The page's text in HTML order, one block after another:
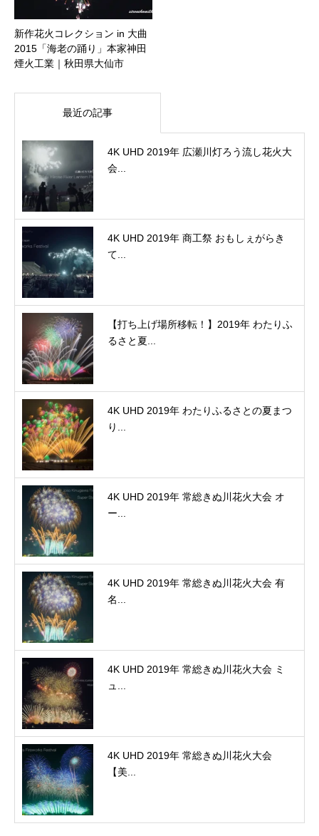
新作花火コレクション in 大曲
2015「海老の踊り」本家神田
煙火工業｜秋田県大仙市
最近の記事
4K UHD 2019年 広瀬川灯ろう流し花火大
会...
4K UHD 2019年 商工祭 おもしぇがらき
て...
【打ち上げ場所移転！】2019年 わたりふ
るさと夏...
4K UHD 2019年 わたりふるさとの夏まつ
り...
4K UHD 2019年 常総きぬ川花火大会 オ
ー...
4K UHD 2019年 常総きぬ川花火大会 有
名...
4K UHD 2019年 常総きぬ川花火大会 ミ
ュ...
4K UHD 2019年 常総きぬ川花火大会
【美...